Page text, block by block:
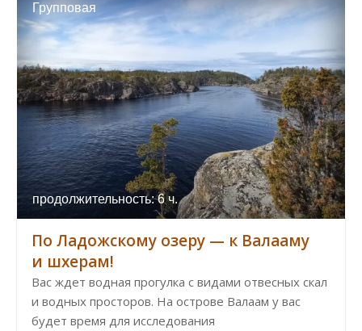
Групповая
продолжительность: 6 ч.
По Ладожскому озеру — к Валааму
и шхерам!
Вас ждет водная прогулка с видами отвесных скал
и водных просторов. На острове Валаам у вас
будет время для исследования